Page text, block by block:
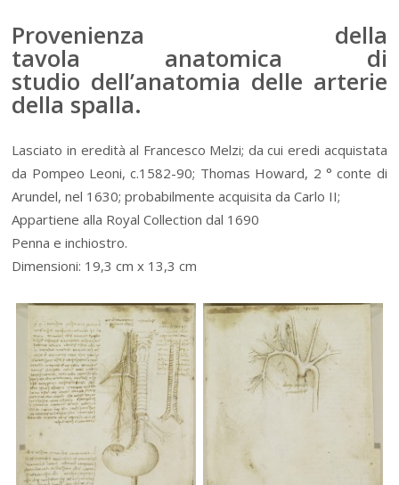
Provenienza della
tavola anatomica di
studio dell’anatomia delle arterie
della spalla.
Lasciato in eredità al Francesco Melzi; da cui eredi acquistata
da Pompeo Leoni, c.1582-90; Thomas Howard, 2 ° conte di
Arundel, nel 1630; probabilmente acquisita da Carlo II;
Appartiene alla Royal Collection dal 1690
Penna e inchiostro.
Dimensioni: 19,3 cm x 13,3 cm